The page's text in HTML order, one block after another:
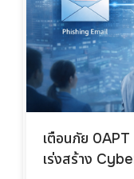
เตือนภัย
เร่งสร้าง